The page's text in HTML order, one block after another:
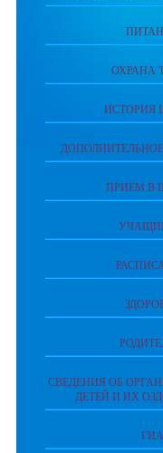
ОХРАНА
ИСТОРИЯ
ПРИЕМ В
СВЕДЕНИЯ ОБ
ДЕТЕЙ И ИХ
ГИА